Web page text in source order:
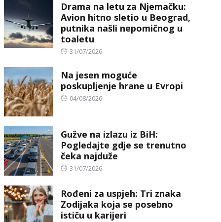
Drama na letu za Njemačku:
Avion hitno sletio u Beograd,
putnika našli nepomičnog u
toaletu
Posted
31/07/2026
Na jesen moguće
poskupljenje hrane u Evropi
Posted
04/08/2026
Gužve na izlazu iz BiH:
Pogledajte gdje se trenutno
čeka najduže
Posted
31/07/2026
Rođeni za uspjeh: Tri znaka
Zodijaka koja se posebno
ističu u karijeri